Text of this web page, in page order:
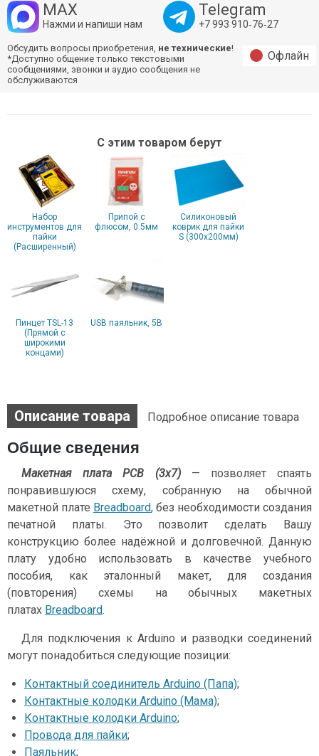
MAX
Нажми и напиши нам
Telegram
+7 993 910‑76‑27
Обсудить вопросы приобретения, не технические!
*Доступно общение только текстовыми
сообщениями, звонки и аудио сообщения не
обслуживаются
Офлайн
С этим товаром берут
Набор
инструментов для
пайки
(Расширенный)
Припой с
флюсом, 0.5мм
Силиконовый
коврик для пайки
S (300x200мм)
Пинцет TSL-13
(Прямой с
широкими
концами)
USB паяльник, 5В
Описание товара Подробное описание товара
Общие сведения
Макетная плата PCB (3х7)
— позволяет спаять
понравившуюся схему, собранную на обычной
макетной плате Breadboard, без необходимости создания
печатной платы. Это позволит сделать Вашу
конструкцию более надёжной и долговечной. Данную
плату удобно использовать в качестве учебного
пособия, как эталонный макет, для создания
(повторения) схемы на обычных макетных
платах Breadboard.
Для подключения к Arduino и разводки соединений
могут понадобиться следующие позиции:
Контактный соединитель Arduino (Папа);
Контактные колодки Arduino (Мама);
Контактные колодки Arduino;
Провода для пайки;
Паяльник;